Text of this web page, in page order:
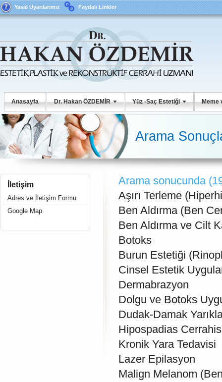
Yasal Uyarılarımız Faydalı Linkler
Anasayfa Dr. Hakan ÖZDEMİR Yüz -Saç Estetiği Meme
Arama
İletişim
Adres ve İletişim Formu
Google Map
Arama sonucunda
Aşırı Terleme
Ben Aldırma (Ben
Ben Aldırma ve Cilt
Botoks
Burun Estetiği
Cinsel Estetik
Dermabrazyon
Dolgu ve Botoks
Dudak-Damak
Hipospadias
Kronik Yara Tedavisi
Lazer Epilasyon
Malign Melanom